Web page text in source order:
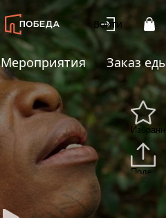
Войти
Мероприятия Заказ